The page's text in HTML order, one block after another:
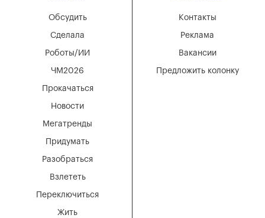
Мегатренды
Придумать
Разобраться
Взлететь
Новости
Переключиться
Жить
Обсудить
Сделала
Роботы/ИИ
ЧМ2026
Прокачаться
Вакансии
Реклама
Контакты
Предложить колонку